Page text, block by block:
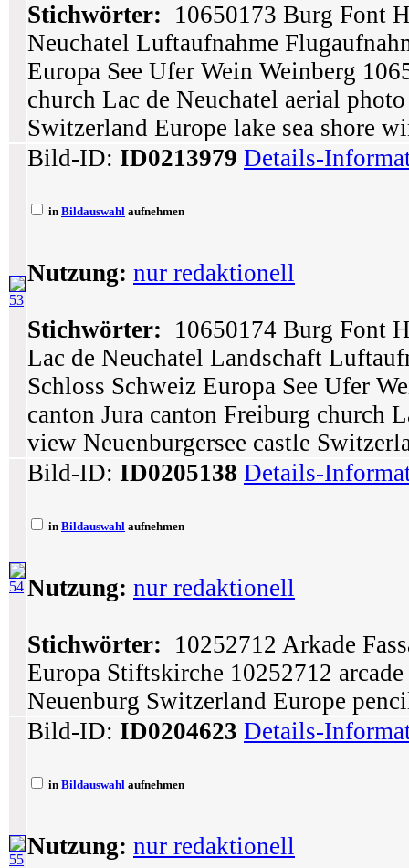
Stichwörter: 10650173 Burg Font
Neuchatel Luftaufnahme
Europa See Ufer Wein Weinberg
church Lac de Neuchatel aerial
Switzerland Europe lake sea shore
53
Bild-ID: ID0213979 Details-
in Bildauswahl aufnehmen
Nutzung: nur redaktionell
Stichwörter: 10650174 Burg Font
Lac de Neuchatel Landschaft
Schloss Schweiz Europa See Ufer
canton Jura canton Freiburg church
view Neuenburgersee castle
54
Bild-ID: ID0205138 Details-
in Bildauswahl aufnehmen
Nutzung: nur redaktionell
Stichwörter: 10252712 Arkade
Europa Stiftskirche 10252712
Neuenburg Switzerland Europe
55
Bild-ID: ID0204623 Details-
in Bildauswahl aufnehmen
Nutzung: nur redaktionell